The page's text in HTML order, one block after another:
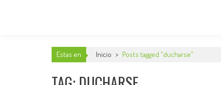
Estas en Inicio > Posts tagged "ducharse"